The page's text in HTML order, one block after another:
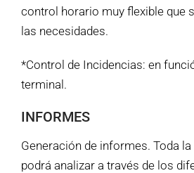
control horario muy flexible que
las necesidades.
*Control de Incidencias: en
terminal.
INFORMES
Generación de informes. Toda
podrá analizar a través de los